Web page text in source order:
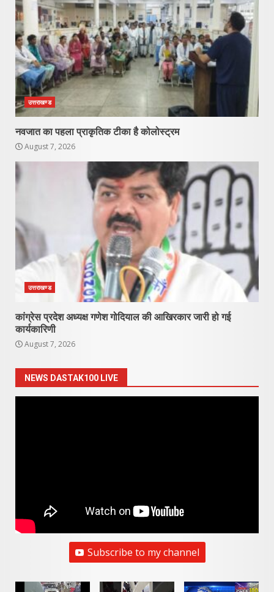
उत्तराखण्ड
नवजात का पहला प्राकृतिक टीका है कोलोस्ट्रम
August 7, 2026
उत्तराखण्ड
कांग्रेस प्रदेश अध्यक्ष गणेश गोदियाल की आखिरकार जारी हो गई
कार्यकारिणी
August 7, 2026
NEWS DASTAK100 LIVE
Subscribe to my channel